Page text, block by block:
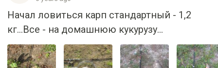
Начал ловиться карп стандартный - 1,2
кг...Все - на домашнюю кукурузу...